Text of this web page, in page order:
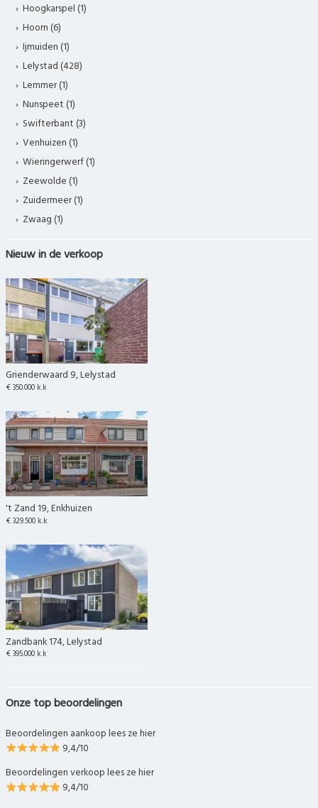
Hoogkarspel (1)
Hoorn (6)
Ijmuiden (1)
Lelystad (428)
Lemmer (1)
Nunspeet (1)
Swifterbant (3)
Venhuizen (1)
Wieringerwerf (1)
Zeewolde (1)
Zuidermeer (1)
Zwaag (1)
Nieuw in de verkoop
Grienderwaard 9, Lelystad
€ 350.000 k.k
't Zand 19, Enkhuizen
€ 329.500 k.k
Zandbank 174, Lelystad
€ 395.000 k.k
Onze top beoordelingen
Beoordelingen aankoop lees ze hier
9,4/10
Beoordelingen verkoop lees ze hier
9,4/10